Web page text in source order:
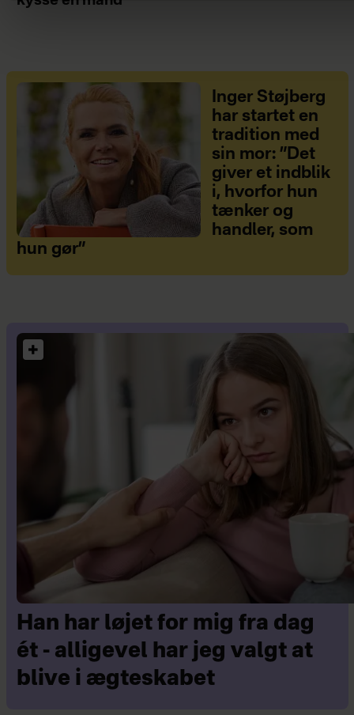
Inger Støjberg
har startet en
tradition med
sin mor: ”Det
giver et indblik
i, hvorfor hun
tænker og
handler, som
hun gør”
Han har løjet for mig fra dag
ét - alligevel har jeg valgt at
blive i ægteskabet